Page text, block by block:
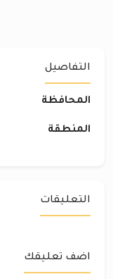
التفاصيل
المحافظة
المنطقة
التعليقات
اضف تعليقك